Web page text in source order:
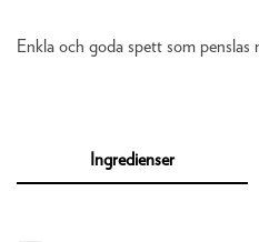
Enkla och goda spett som penslas
Ingredienser